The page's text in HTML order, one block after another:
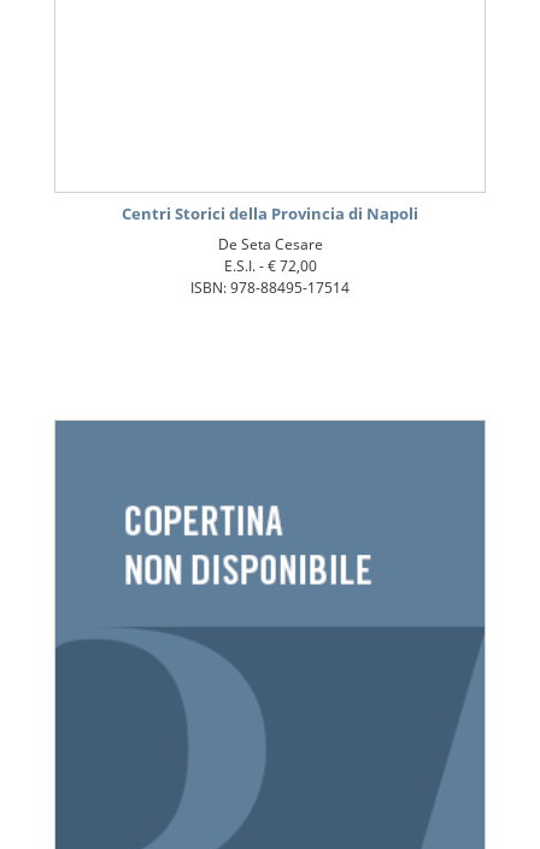
Centri Storici della Provincia di Napoli
De Seta Cesare
E.S.I. -€ 72,00
ISBN: 978-88495-17514